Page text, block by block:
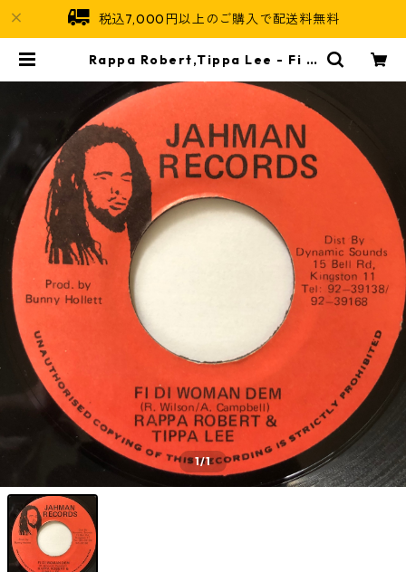
税込7,000円以上のご購入で配送料無料
Rappa Robert,Tippa Lee - Fi D
maican Soul
1/1